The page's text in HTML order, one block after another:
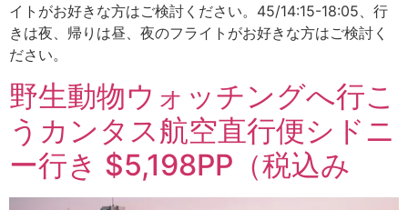
イトがお好きな方はご検討ください。45/14:15-18:05、行
きは夜、帰りは昼、夜のフライトがお好きな方はご検討く
ださい。
野生動物ウォッチングへ行こ
うカンタス航空直行便シドニ
ー行き $5,198PP（税込み